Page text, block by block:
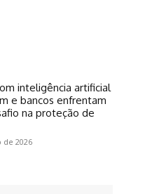
inteligência artificial
e bancos enfrentam
na proteção de
de 2026